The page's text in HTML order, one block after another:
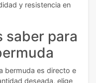
y resistencia en
saber para
bermuda es directo e
deseada, elige